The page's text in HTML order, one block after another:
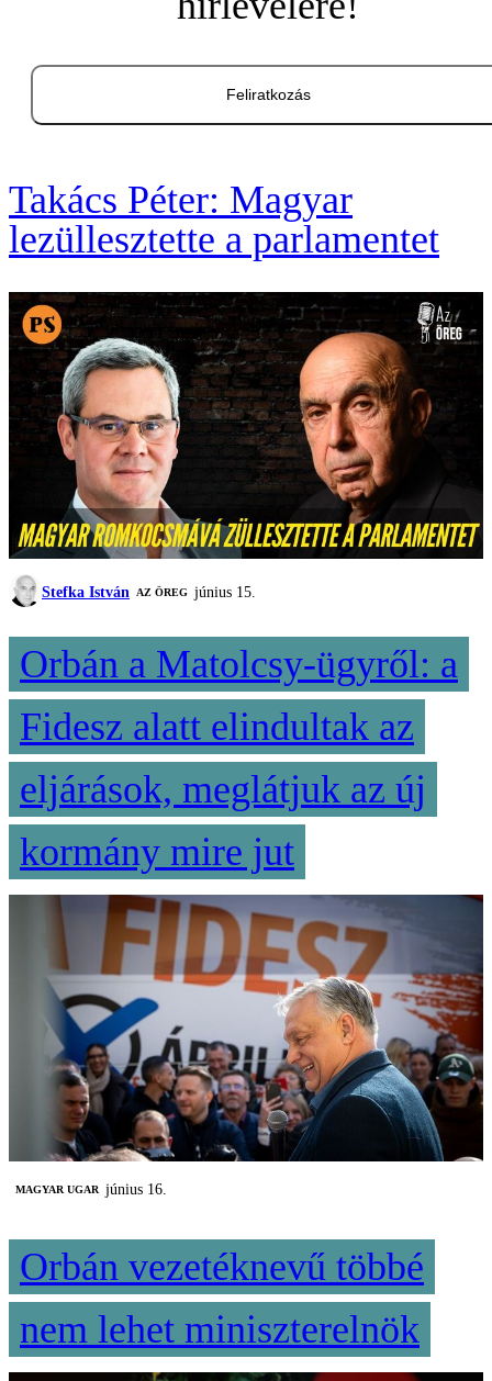
Feliratkozás
Takács Péter: Magyar
lezüllesztette a parlamentet
Stefka István AZ ÖREG június 15.
Orbán a Matolcsy-ügyről: a
Fidesz alatt elindultak az
eljárások, meglátjuk az új
kormány mire jut
MAGYAR UGAR június 16.
Orbán vezetéknevű többé
nem lehet miniszterelnök